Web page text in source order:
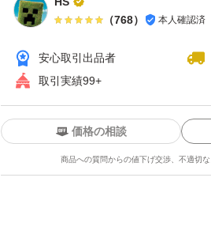
（768） 本人確認済
安心取引出品者
取引実績99+
価格の相談
商品への質問からの値下げ交渉、不適切